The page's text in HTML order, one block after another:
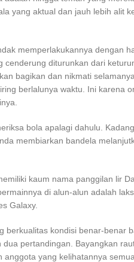
yang aktual dan jauh lebih alit
memperlakukannya dengan
diturunkan dari
bagikan dan nikmati
berlalunya waktu. Ini karena
bola apalagi dahulu.
membiarkan bandela
kaum nama panggilan lir
di alun-alun adalah
Galaxy.
berkualitas kondisi benar-benar
pertandingan. Bayangkan
yang kelihatannya